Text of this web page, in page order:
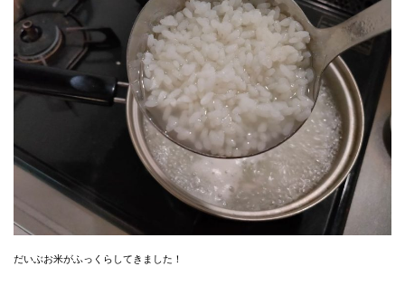
だいぶお米がふっくらしてきました！